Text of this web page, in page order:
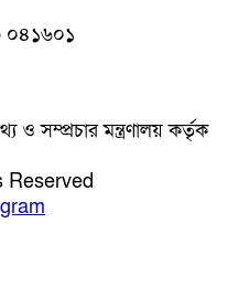
০৪১৬০১
ও সম্প্রচার মন্ত্রণালয় কর্তৃক
Reserved